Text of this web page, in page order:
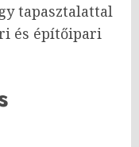
tapasztalattal
és építőipari